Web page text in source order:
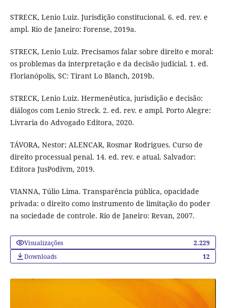
STRECK, Lenio Luiz. Jurisdição constitucional. 6. ed. rev. e
ampl. Rio de Janeiro: Forense, 2019a.
STRECK, Lenio Luiz. Precisamos falar sobre direito e moral:
os problemas da interpretação e da decisão judicial. 1. ed.
Florianópolis, SC: Tirant Lo Blanch, 2019b.
STRECK, Lenio Luiz. Hermenêutica, jurisdição e decisão:
diálogos com Lenio Streck. 2. ed. rev. e ampl. Porto Alegre:
Livraria do Advogado Editora, 2020.
TÁVORA, Nestor; ALENCAR, Rosmar Rodrigues. Curso de
direito processual penal. 14. ed. rev. e atual. Salvador:
Editora JusPodivm, 2019.
VIANNA, Túlio Lima. Transparência pública, opacidade
privada: o direito como instrumento de limitação do poder
na sociedade de controle. Rio de Janeiro: Revan, 2007.
Visualizações
2.229
Downloads
12